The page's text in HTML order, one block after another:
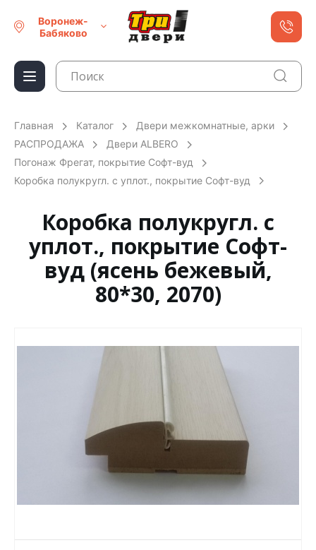
Воронеж-
Бабяково
Главная Каталог
Двери межкомнатные, арки
РАСПРОДАЖА
Двери ALBERO
Погонаж Фрегат, покрытие Софт-вуд
Коробка полукругл. с уплот., покрытие Софт-вуд
Коробка полукругл. с
уплот., покрытие Софт-
вуд (ясень бежевый,
80*30, 2070)